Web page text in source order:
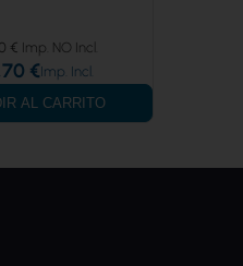
€
€
AL CARRITO